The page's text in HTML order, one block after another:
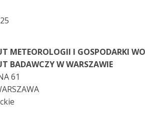
METEOROLOGII I GOSPODARKI
BADAWCZY W WARSZAWIE
61